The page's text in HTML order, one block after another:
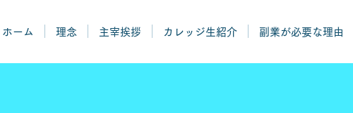
ホーム 理念 主宰挨拶 カレッジ生紹介 副業が必要な理由